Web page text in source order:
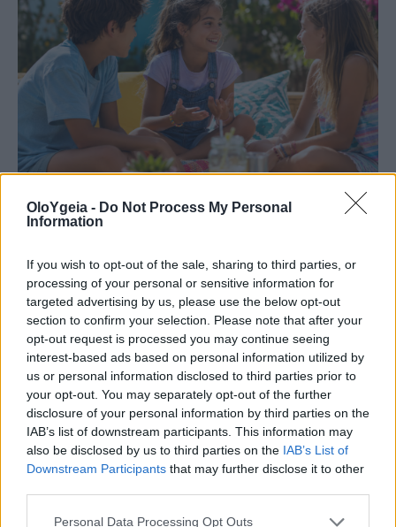
OloYgeia - Do Not Process My Personal
Information
If you wish to opt-out of the sale, sharing to third parties, or
processing of your personal or sensitive information for
targeted advertising by us, please use the below opt-out
section to confirm your selection. Please note that after your
opt-out request is processed you may continue seeing
interest-based ads based on personal information utilized by
us or personal information disclosed to third parties prior to
your opt-out. You may separately opt-out of the further
disclosure of your personal information by third parties on the
IAB’s list of downstream participants. This information may
also be disclosed by us to third parties on the IAB’s List of
Downstream Participants that may further disclose it to other
Personal Data Processing Opt Outs
ΝΕΑ ΕΡΕΥΝΑ
Η ομιλία των παιδιών μπορεί να
αποκαλύπτει τον μελλοντικό κίνδυνο
κατάθλιψης και άγχους – Τι έδειξε
μελέτη του Stanford με AI
Νέα μελέτη του Stanford δείχνει ότι η ανάλυση
της ομιλίας παιδιών με τεχνητή νοημοσύνη
μπορεί να εντοπίσει μελλοντικό κίνδυνο
κατάθλιψης και άγχους. Τι εντόπισαν οι